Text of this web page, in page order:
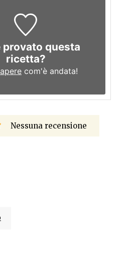
provato questa
ricetta?
com'è andata!
Nessuna recensione